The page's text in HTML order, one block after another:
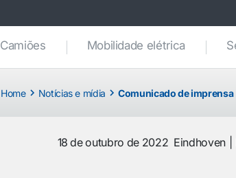
Camiões Mobilidade elétrica
Home Notícias e mídia Comunicado de imprensa
18 de outubro de 2022 Eindhoven